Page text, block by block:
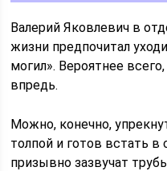
Валерий Яковлевич в
жизни предпочитал
могил». Вероятнее
впредь.
Можно, конечно,
толпой и готов встать в
призывно зазвучат